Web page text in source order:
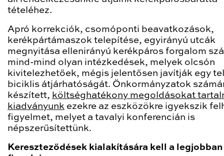
tételéhez.
Apró korrekciók, csomóponti beavatkozások,
kerékpártámaszok telepítése, egyirányú utcák
megnyitása ellenirányú kerékpáros forgalom
mind-mind olyan intézkedések, melyek olcsón
kivitelezhetőek, mégis jelentősen javítják egy
biciklis átjárhatóságát. Önkormányzatok
készített, költséghatékony megoldásokat
kiadványunk ezekre az eszközökre igyekszik
figyelmet, melyet a tavalyi konferencián is
népszerűsítettünk.
Kereszteződések kialakítására kell a legjobban